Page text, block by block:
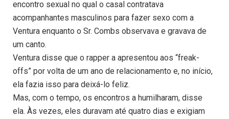
encontro sexual no qual o casal contratava
acompanhantes masculinos para fazer sexo com a
Ventura enquanto o Sr. Combs observava e gravava de
um canto.
Ventura disse que o rapper a apresentou aos “freak-
offs” por volta de um ano de relacionamento e, no início,
ela fazia isso para deixá-lo feliz.
Mas, com o tempo, os encontros a humilharam, disse
ela. Às vezes, eles duravam até quatro dias e exigiam